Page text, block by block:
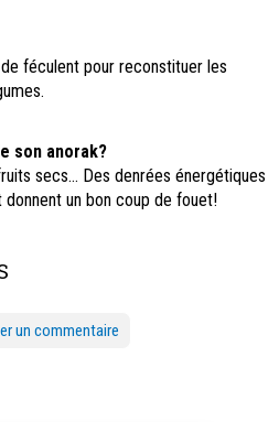
féculent pour reconstituer les
son anorak?
secs... Des denrées énergétiques
un bon coup de fouet!
un commentaire